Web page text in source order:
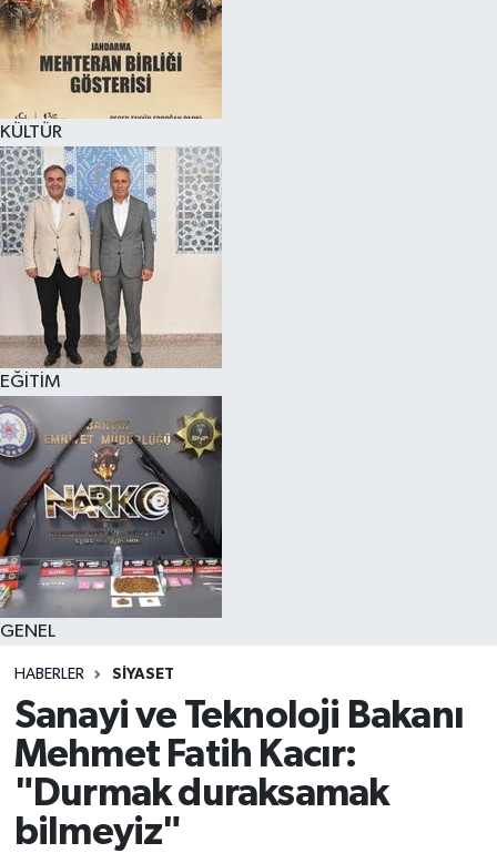
KÜLTÜR
EĞİTİM
GENEL
HABERLER SİYASET
Sanayi ve Teknoloji Bakanı
Mehmet Fatih Kacır:
"Durmak duraksamak
bilmeyiz"
KÜLTÜR SANAT
MAGAZİN
SAĞLIK
SİYASET
SPOR
TEKNOLOJİ
VİZYONDAKİLER
YAŞAM